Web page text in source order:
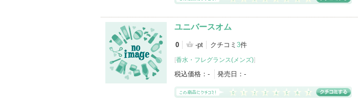
ユニバースオム
0 -pt クチコミ 3件
[香水・フレグランス(メンズ)]
税込価格： - 発売日： -